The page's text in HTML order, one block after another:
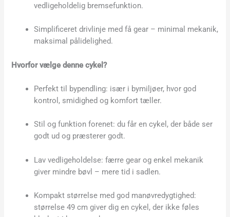
vedligeholdelig bremsefunktion.
Simplificeret drivlinje med få gear – minimal mekanik,
maksimal pålidelighed.
Hvorfor vælge denne cykel?
Perfekt til bypendling: især i bymiljøer, hvor god
kontrol, smidighed og komfort tæller.
Stil og funktion forenet: du får en cykel, der både ser
godt ud og præsterer godt.
Lav vedligeholdelse: færre gear og enkel mekanik
giver mindre bøvl – mere tid i sadlen.
Kompakt størrelse med god manøvredygtighed:
størrelse 49 cm giver dig en cykel, der ikke føles